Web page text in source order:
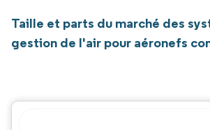
Taille et parts du marché des
gestion de l'air pour aéronefs